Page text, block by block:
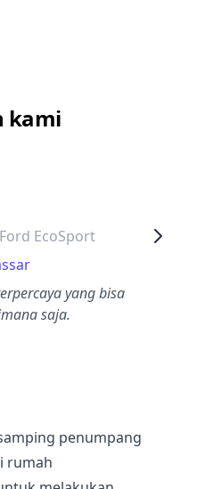
kami
bintang lima
EcoSport
yang bisa
saja.
penumpang
rumah